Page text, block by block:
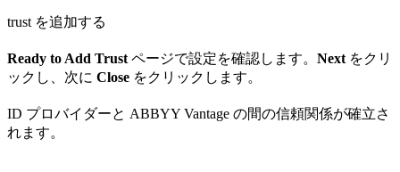
trust を追加する
Ready to Add Trust ページで設定を確認します。 Next をクリ
ックし、次に Close をクリックします。
ID プロバイダーと ABBYY Vantage の間の信頼関係が確立さ
れます。